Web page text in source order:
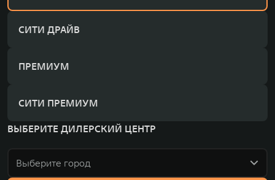
СИТИ ДРАЙВ
ПРЕМИУМ
СИТИ ПРЕМИУМ
ВЫБЕРИТЕ ДИЛЕРСКИЙ ЦЕНТР
Выберите город